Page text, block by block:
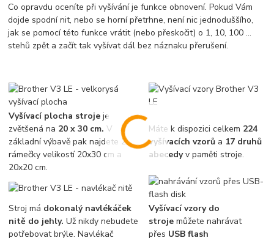
Co opravdu oceníte při vyšívání je funkce obnovení. Pokud Vám
dojde spodní nit, nebo se horní přetrhne, není nic jednoduššího,
jak se pomocí této funkce vrátit (nebo přeskočit) o 1, 10, 100 …
stehů zpět a začít tak vyšívat dál bez náznaku přerušení.
Vyšívací plocha strojeje
zvětšená na 20 x 30 cm.V
základní výbavě pak najdete 2
rámečky velikostí 20x30 cm a
20x20 cm.
Máte k dispozici celkem 224
vyšívacích vzorů a 17 druhů
abecedyv paměti stroje.
Stroj má dokonalý navlékáček
nitě do jehly.Už nikdy nebudete
potřebovat brýle. Navlékač
Vyšívací vzory do
strojemůžete nahrávat
přes USB flash